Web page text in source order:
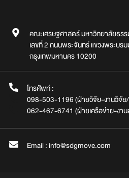
คณะเศรษฐศาสตร์ มหาวิทยาลัยธร
เลขที่ 2 ถนนพระจันทร์ แขวงพระบร
กรุงเทพมหานคร 10200
โทรศัพท์ :
098-503-1196 (ฝ่ายวิจัย-งานวิจัย/
062-467-6741 (ฝ่ายเครือข่าย-งา
Email : info@sdgmove.com